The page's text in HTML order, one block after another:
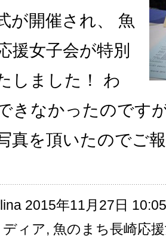
が開催され、 魚
援女子会が特別
しました！ わ
きなかったのです
真を頂いたのでご
2015年11月27日 10:05
ディア, 魚のまち長崎応